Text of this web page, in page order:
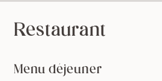
Restaurant
Menu déjeuner